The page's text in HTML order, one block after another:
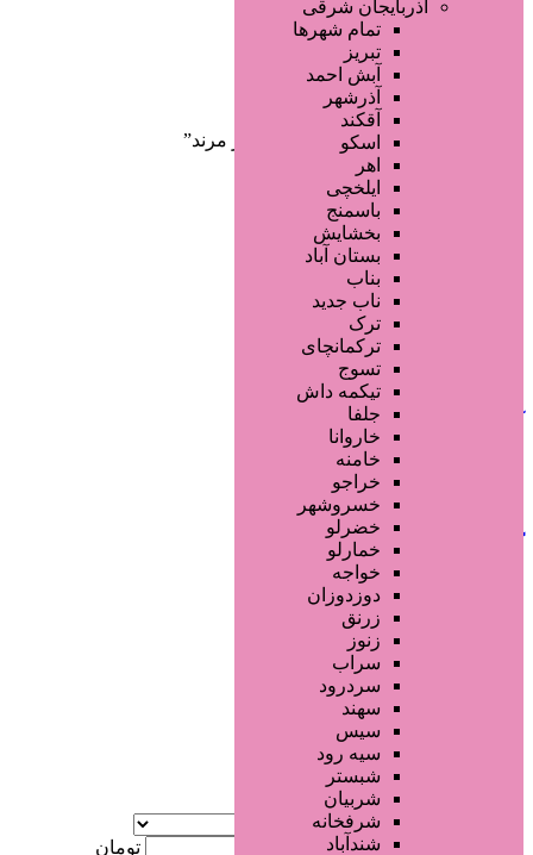
آذربایجان شرقی
تمام شهر‌ها
تبریز
آبش احمد
آذرشهر
آقکند
اسکو
اهر
ایلخچی
باسمنج
بخشایش
بستان آباد
بناب
ناب جدید
ترک
ترکمانچای
تسوج
تیکمه داش
جلفا
خاروانا
خامنه
خراجو
خسروشهر
خضرلو
خمارلو
خواجه
دوزدوزان
زرنق
زنوز
سراب
سردرود
سهند
سیس
سیه رود
شبستر
شربیان
شرفخانه
شندآباد
دسته‌بندی‌ها
/ محصولات برچسب خورده “فیلر مرند”
جستجو پیشرفته
افزودن به علاقه‌مندی 60 بازدید
آذربایجان شرقی مرند
کلینیک سلامت
کلینیک های زیبایی پزشکی
آگهی ویژه
کمترین قیمت
تومان